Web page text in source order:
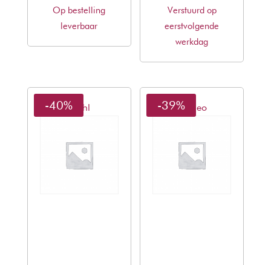
was:
€15,90.
is:
€9,62.
Op bestelling
leverbaar
was:
€12,64.
is:
€7,65.
Verstuurd op
eerstvolgende
werkdag
Wahl
-40% Tondeo
-39%